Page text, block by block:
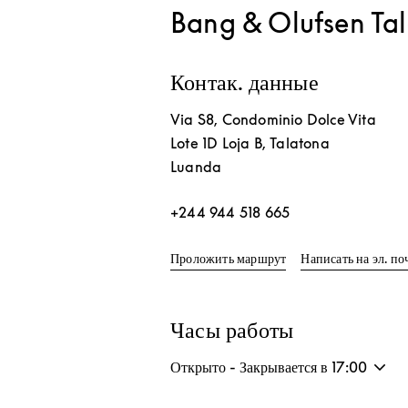
Bang & Olufsen
Контак. данные
Via S8, Condominio Dolce Vita
Lote 1D Loja B, Talatona
Luanda
+244 944 518 665
Проложить маршрутLink Opens in New
Написать на эл.
Часы работы
Открыто - Закрывается в 17:00